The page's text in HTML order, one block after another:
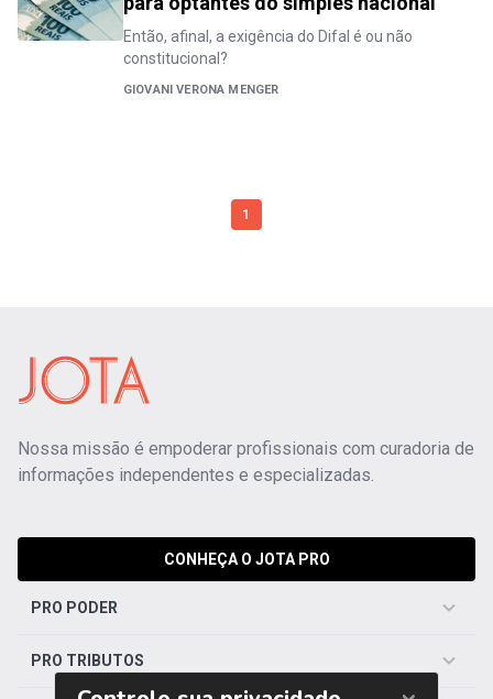
Então, afinal, a exigência do Difal é ou não
constitucional?
GIOVANI VERONA MENGER
1
Nossa missão é empoderar profissionais com curadoria de
informações independentes e especializadas.
CONHEÇA O JOTA PRO
PRO PODER
PRO TRIBUTOS